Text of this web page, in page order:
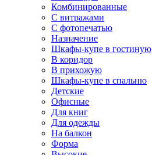
Комбинированные
С витражами
С фотопечатью
Назначение
Шкафы-купе в гостиную
В коридор
В прихожую
Шкафы-купе в спальню
Детские
Офисные
Для книг
Для одежды
На балкон
Форма